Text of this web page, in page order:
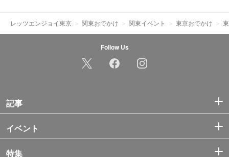
レッツエンジョイ東京 関東おでかけ 関東イベント 東京おでかけ
Follow Us
記事
イベント
特集